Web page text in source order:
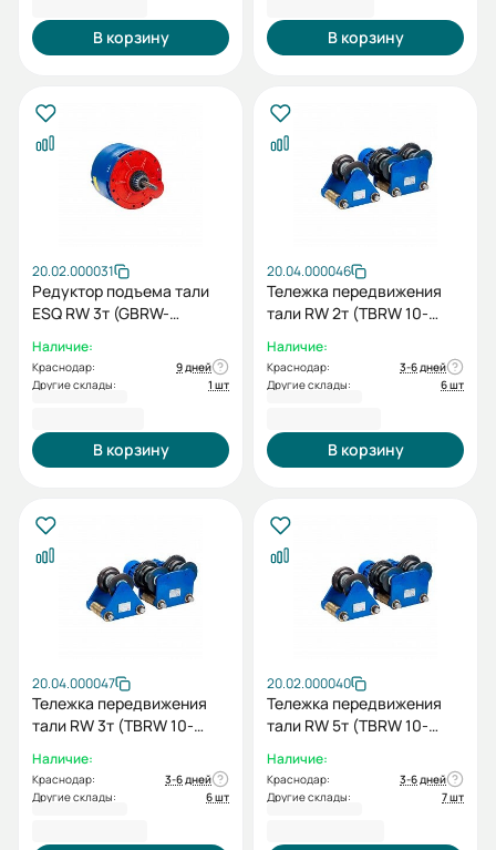
В корзину В корзину
20.02.000031
Редуктор подъема тали
ESQ RW 3т (GBRW-
Наличие:
Краснодар:
9 дней
Другие склады:
1 шт
В корзину
20.04.000046
Тележка передвижения
тали RW 2т (TBRW 10-
(IBRW 10-20/30)
Наличие:
Краснодар:
3-6 дней
Другие склады:
6 шт
В корзину
20.04.000047
Тележка передвижения
тали RW 3т (TBRW 10-
(IBRW 10-20/30)
Наличие:
Краснодар:
3-6 дней
Другие склады:
6 шт
20.02.000040
Тележка передвижения
тали RW 5т (TBRW 10-
Наличие:
Краснодар:
3-6 дней
Другие склады:
7 шт